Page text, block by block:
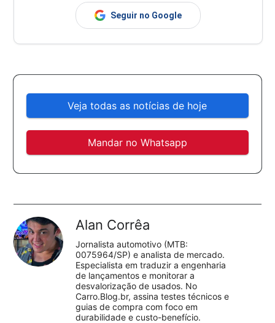
Seguir no Google
Veja todas as notícias de hoje
Mandar no Whatsapp
Alan Corrêa
Jornalista automotivo (MTB:
0075964/SP) e analista de mercado.
Especialista em traduzir a engenharia
de lançamentos e monitorar a
desvalorização de usados. No
Carro.Blog.br, assina testes técnicos e
guias de compra com foco em
durabilidade e custo-benefício.